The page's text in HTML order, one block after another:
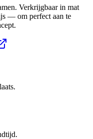
Verkrijgbaar in mat
— om perfect aan te